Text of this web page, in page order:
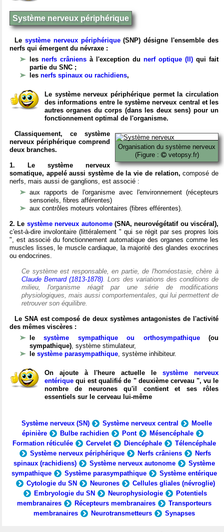
Système nerveux périphérique
Le système nerveux périphérique(SNP) désigne l'ensemble des
nerfs qui émergent du névraxe :
les nerfs crâniens à l'exception du nerf optique (II) qui fait
partie du SNC ;
les nerfs spinaux ou rachidiens,
Le système nerveux périphérique permet la circulation
des informations entre le système nerveux central et les
autres organes du corps (dans les deux sens) pour un
fonctionnement optimal de l'organisme.
Organisation du système nerveux
(Figure :
vetopsy.fr)
Classiquement, ce système
nerveux périphérique comprend
deux branches.
1. Le système nerveux
somatique, appelé aussi système de la vie de relation, composé de
nerfs, mais aussi de ganglions, est associé :
aux rapports de l'organisme avec l'environnement (récepteurs
sensoriels, fibres afférentes)
aux contrôles moteurs volontaires (fibres efférentes).
2. Le système nerveux autonome(SNA, neurovégétatif ou viscéral),
c'est-à-dire involontaire (littéralement " qui se régit par ses propres lois
", est associé du fonctionnement automatique des organes comme les
muscles lisses, le muscle cardiaque, la majorité des glandes exocrines
ou endocrines.
Ce système est responsable, en partie, de l'homéostasie, chère à
Claude Bernard (1813-1878). Lors des variations des conditions de
milieu, l'organisme réagit par une série de modifications
physiologiques, mais aussi comportementales, qui lui permettent de
retrouver son équilibre.
Le SNA est composé de deux systèmes antagonistes de l'activité
des mêmes viscères :
lesystème sympathique ou orthosympathique(ou
sympathique), système stimulateur,
le système parasympathique, système inhibiteur.
On ajoute à l'heure actuelle le système nerveux
entérique qui est qualifié de " deuxième cerveau ", vu le
nombre de neurones qu'il contient et ses rôles
essentiels sur le cerveau lui-même
Système nerveux (SN) Système nerveux central
Moelle
épinière
Bulbe rachidien Pont
Mésencéphale
Formation réticulée
Cervelet Diencéphale
Télencéphale
Système nerveux périphérique
Nerfs crâniens
Nerfs
spinaux (rachidiens)
Système nerveux autonome
Système
sympathique
Système parasympathique
Système entérique
Cytologie du SN
Neurones
Cellules gliales (névroglie)
Embryologie du SN
Neurophysiologie
Potentiels
membranaires
Récepteurs membranaires
Transporteurs
membranaires
Neurotransmetteurs Synapses